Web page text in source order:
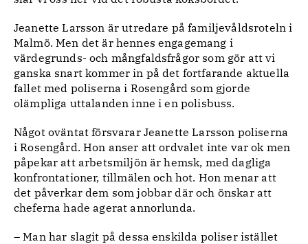
Jeanette Larsson är utredare på familjevåldsroteln i
Malmö. Men det är hennes engagemang i
värdegrunds- och mångfaldsfrågor som gör att vi
ganska snart kommer in på det fortfarande aktuella
fallet med poliserna i Rosengård som gjorde
olämpliga uttalanden inne i en polisbuss.
Något oväntat försvarar Jeanette Larsson poliserna
i Rosengård. Hon anser att ordvalet inte var ok men
påpekar att arbetsmiljön är hemsk, med dagliga
konfrontationer, tillmälen och hot. Hon menar att
det påverkar dem som jobbar där och önskar att
cheferna hade agerat annorlunda.
– Man har slagit på dessa enskilda poliser istället